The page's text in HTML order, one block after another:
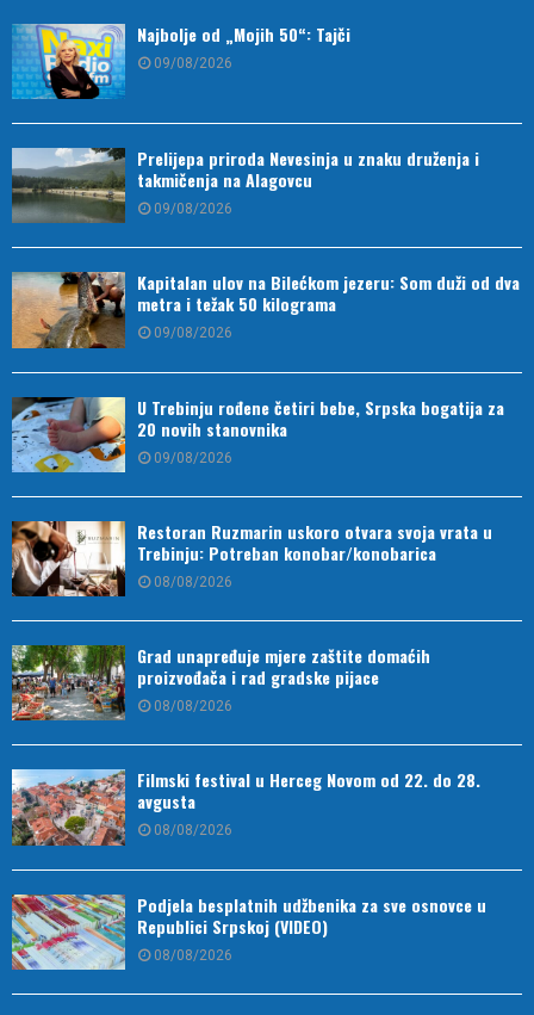
Najbolje od „Mojih 50“: Tajči
09/08/2026
Prelijepa priroda Nevesinja u znaku druženja i
takmičenja na Alagovcu
09/08/2026
Kapitalan ulov na Bilećkom jezeru: Som duži od dva
metra i težak 50 kilograma
09/08/2026
U Trebinju rođene četiri bebe, Srpska bogatija za
20 novih stanovnika
09/08/2026
Restoran Ruzmarin uskoro otvara svoja vrata u
Trebinju: Potreban konobar/konobarica
08/08/2026
Grad unapređuje mjere zaštite domaćih
proizvođača i rad gradske pijace
08/08/2026
Filmski festival u Herceg Novom od 22. do 28.
avgusta
08/08/2026
Podjela besplatnih udžbenika za sve osnovce u
Republici Srpskoj (VIDEO)
08/08/2026